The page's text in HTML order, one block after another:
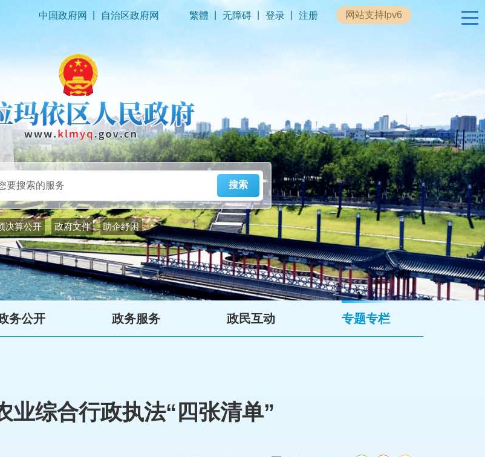
中国政府网 自治区政府网 繁體 无障碍 登录 注册 网站支持Ipv6
决算公开 政府文件 助企纾困
务公开 政务服务 政民互动 专题专栏
政务服务 政民互动 专题专栏
业综合行政执法“四张清单”